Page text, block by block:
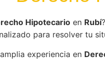
Hipotecario en Rubí
para resolver tu
experiencia en